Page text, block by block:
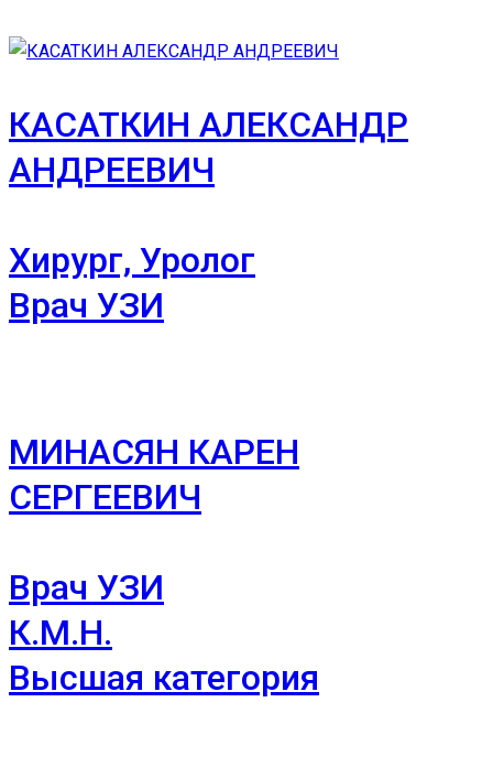
КАСАТКИН АЛЕКСАНДР
АНДРЕЕВИЧ
Хирург, Уролог
Врач УЗИ
МИНАСЯН КАРЕН
СЕРГЕЕВИЧ
Врач УЗИ
К.М.Н.
Высшая категория